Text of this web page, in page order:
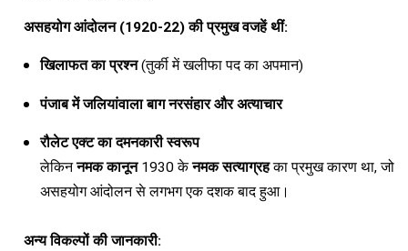
असहयोग आंदोलन (1920-22) की प्रमुख वजहें थीं:
खिलाफत का प्रश्न(तुर्की में खलीफा पद का अपमान)
पंजाब में जलियांवाला बाग नरसंहार और अत्याचार
रौलेट एक्ट का दमनकारी स्वरूप
लेकिननमक कानून1930 केनमक सत्याग्रहका प्रमुख कारण था, जो
असहयोग आंदोलन से लगभग एक दशक बाद हुआ।
अन्य विकल्पों की जानकारी: